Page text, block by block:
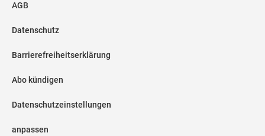
AGB
Datenschutz
Barrierefreiheitserklärung
Abo kündigen
Datenschutzeinstellungen
anpassen